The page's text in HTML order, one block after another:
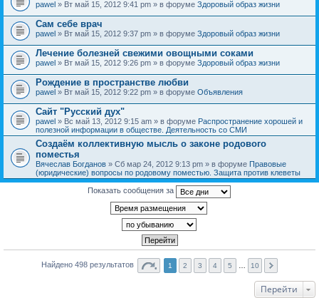
pawel » Вт май 15, 2012 9:41 pm » в форуме Здоровый образ жизни
Сам себе врач
pawel » Вт май 15, 2012 9:37 pm » в форуме Здоровый образ жизни
Лечение болезней свежими овощными соками
pawel » Вт май 15, 2012 9:26 pm » в форуме Здоровый образ жизни
Рождение в пространстве любви
pawel » Вт май 15, 2012 9:22 pm » в форуме Объявления
Сайт "Русский дух"
pawel » Вс май 13, 2012 9:15 am » в форуме Распространение хорошей и
полезной информации в обществе. Деятельность со СМИ
Создаём коллективную мысль о законе родового
поместья
Вячеслав Богданов » Сб мар 24, 2012 9:13 pm » в форуме Правовые
(юридические) вопросы по родовому поместью. Защита против клеветы
Показать сообщения за
Найдено 498 результатов 1 2 3 4 5 10
Перейти